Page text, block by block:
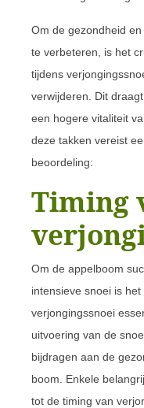
Om de gezondheid
te verbeteren, is het
tijdens
verwijderen. Dit
een hogere vitaliteit
deze takken vereist
beoordeling:
Timing
Om de appelboom
intensieve snoei is
verjongingssnoei
uitvoering van de
bijdragen aan de
boom. Enkele
tot de timing van